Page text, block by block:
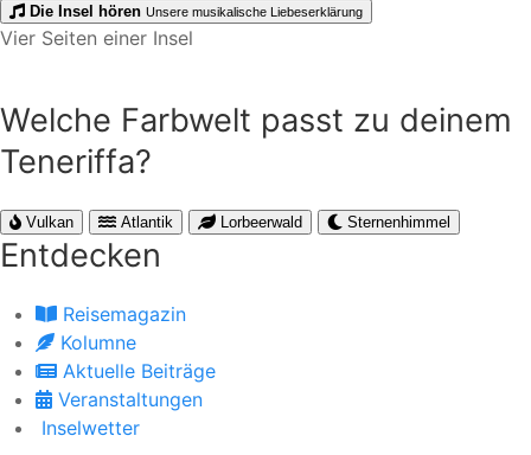
Die Insel hören Unsere musikalische Liebeserklärung
Vier Seiten einer Insel
Welche Farbwelt passt zu deinem
Teneriffa?
Vulkan Atlantik Lorbeerwald Sternenhimmel
Entdecken
Reisemagazin
Kolumne
Aktuelle Beiträge
Veranstaltungen
Inselwetter